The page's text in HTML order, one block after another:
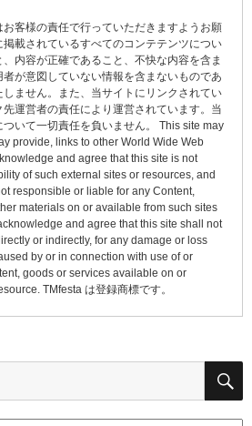
客様の責任で行っていただきますようお願
載されているすべてのコンテテンツについ
内容が正確であること、不快な内容を含ま
が意図していない情報を含まないものであ
ません。また、当サイトにリンクされてい
運営者の責任により運営されています。当
いて一切責任を負いません。 This site may
provide, links to other World Wide Web
and agree that this site is not
of such external sites or resources, and
responsible or liable for any Content,
materials on or available from such sites
and agree that this site shall not
or indirectly, for any damage or loss
by or in connection with use of or
goods or services available on or
TMfesta は登録商標です。